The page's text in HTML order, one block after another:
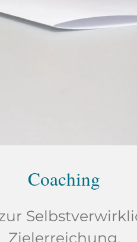
Coaching
Zielerreichung.